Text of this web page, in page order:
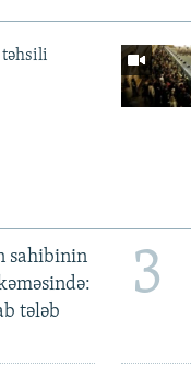
təhsili
sahibinin
tələb
3